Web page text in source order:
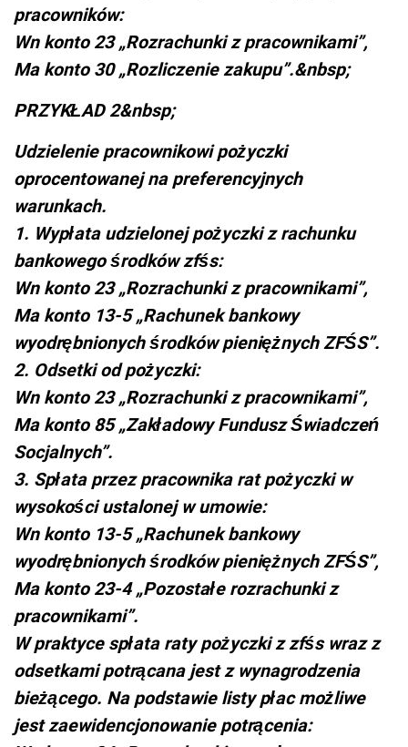
pracowników:
Wn konto 23 „Rozrachunki z pracownikami”,
Ma konto 30 „Rozliczenie zakupu”.&nbsp;
PRZYKŁAD 2&nbsp;
Udzielenie pracownikowi pożyczki
oprocentowanej na preferencyjnych
warunkach.
1. Wypłata udzielonej pożyczki z rachunku
bankowego środków zfśs:
Wn konto 23 „Rozrachunki z pracownikami”,
Ma konto 13-5 „Rachunek bankowy
wyodrębnionych środków pieniężnych ZFŚS”.
2. Odsetki od pożyczki:
Wn konto 23 „Rozrachunki z pracownikami”,
Ma konto 85 „Zakładowy Fundusz Świadczeń
Socjalnych”.
3. Spłata przez pracownika rat pożyczki w
wysokości ustalonej w umowie:
Wn konto 13-5 „Rachunek bankowy
wyodrębnionych środków pieniężnych ZFŚS”,
Ma konto 23-4 „Pozostałe rozrachunki z
pracownikami”.
W praktyce spłata raty pożyczki z zfśs wraz z
odsetkami potrącana jest z wynagrodzenia
bieżącego. Na podstawie listy płac możliwe
jest zaewidencjonowanie potrącenia: